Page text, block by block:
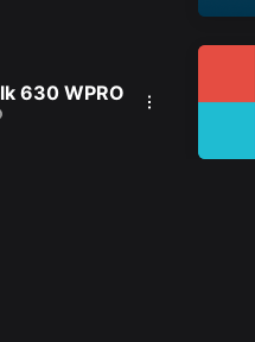
630 WPRO